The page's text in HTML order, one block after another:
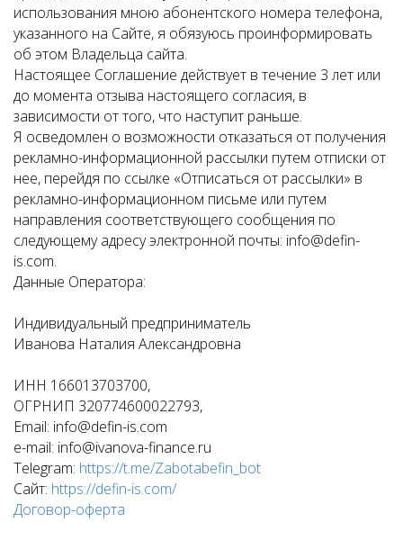
использования мною абонентского номера телефона,
указанного на Сайте, я обязуюсь проинформировать
об этом Владельца сайта.
Настоящее Соглашение действует в течение 3 лет или
до момента отзыва настоящего согласия, в
зависимости от того, что наступит раньше.
Я осведомлен о возможности отказаться от получения
рекламно-информационной рассылки путем отписки от
нее, перейдя по ссылке «Отписаться от рассылки» в
рекламно-информационном письме или путем
направления соответствующего сообщения по
следующему адресу электронной почты: info@defin-
is.com.
Данные Оператора:
Индивидуальный предприниматель
Иванова Наталия Александровна
ИНН 166013703700,
ОГРНИП 320774600022793,
Email: info@defin-is.com
e-mail: info@ivanova-finance.ru
Telegram: https://t.me/Zabotabefin_bot
Сайт: https://defin-is.com/
Договор-оферта